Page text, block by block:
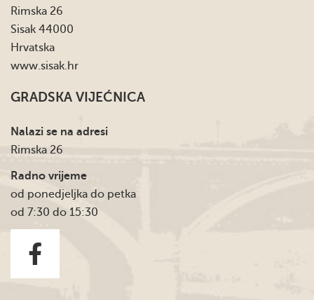
Rimska 26
Sisak 44000
Hrvatska
www.sisak.hr
GRADSKA VIJEĆNICA
Nalazi se na adresi
Rimska 26
Radno vrijeme
od ponedjeljka do petka
od 7:30 do 15:30